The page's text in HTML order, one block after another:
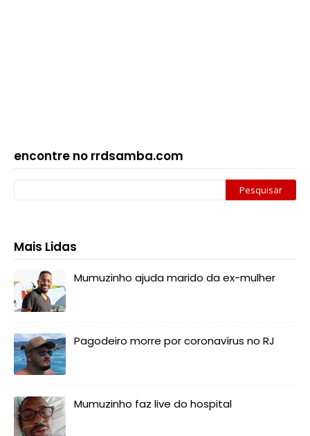
encontre no rrdsamba.com
Mais Lidas
Mumuzinho ajuda marido da ex-mulher
Pagodeiro morre por coronavírus no RJ
Mumuzinho faz live do hospital